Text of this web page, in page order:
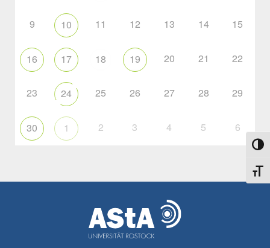
9 10 11 12 13 14 15
16 17 18 19 20 21 22
23 24 25 26 27 28 29
30 1 2 3 4 5 6